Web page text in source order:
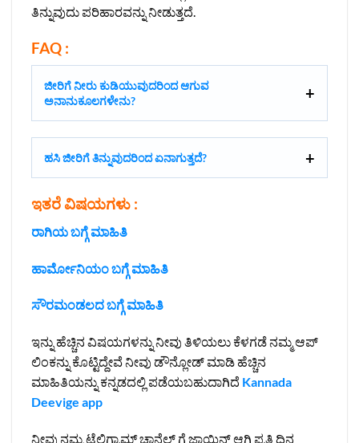
ತಿನ್ನುವುದು ಪರಿಹಾರವನ್ನು ನೀಡುತ್ತದೆ.
FAQ :
ಜೀರಿಗೆ ನೀರು ಕುಡಿಯುವುದರಿಂದ ಆಗುವ
ಅನಾನುಕೂಲಗಳೇನು?
ಹಸಿ ಜೀರಿಗೆ ತಿನ್ನುವುದರಿಂದ ಏನಾಗುತ್ತದೆ?
ಇತರೆ ವಿಷಯಗಳು :
ರಾಗಿಯ ಬಗ್ಗೆ ಮಾಹಿತಿ
ಹಾರ್ಮೋನಿಯಂ ಬಗ್ಗೆ ಮಾಹಿತಿ
ಸೌರಮಂಡಲದ ಬಗ್ಗೆ ಮಾಹಿತಿ
ಇನ್ನು ಹೆಚ್ಚಿನ ವಿಷಯಗಳನ್ನು ನೀವು ತಿಳಿಯಲು ಕೆಳಗಡೆ ನಮ್ಮ ಆಪ್
ಲಿಂಕನ್ನು ಕೊಟ್ಟಿದ್ದೇವೆ ನೀವು ಡೌನ್ಲೋಡ್ ಮಾಡಿ ಹೆಚ್ಚಿನ
ಮಾಹಿತಿಯನ್ನು ಕನ್ನಡದಲ್ಲಿ ಪಡೆಯಬಹುದಾಗಿದೆ Kannada
Deevige app
ನೀವು ನಮ್ಮ ಟೆಲಿಗ್ರಾಮ್ ಚಾನೆಲ್ ಗೆ ಜಾಯಿನ್ ಆಗಿ ಪ್ರತಿ ದಿನ